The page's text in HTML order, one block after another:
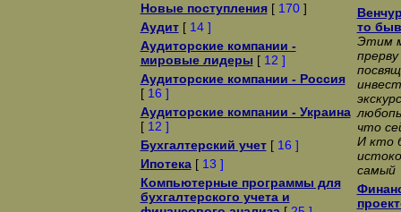
Новые поступления[ 170]
Аудит[ 14 ]
Аудиторские компании -
мировые лидеры [ 12 ]
Аудиторские компании - Россия
[ 16 ]
Аудиторские компании - Украина
[ 12 ]
Бухгалтерский учет[ 16 ]
Ипотека[ 13 ]
Компьютерные программы для
бухгалтерского учета и
то
Этим
что
И кто
самый